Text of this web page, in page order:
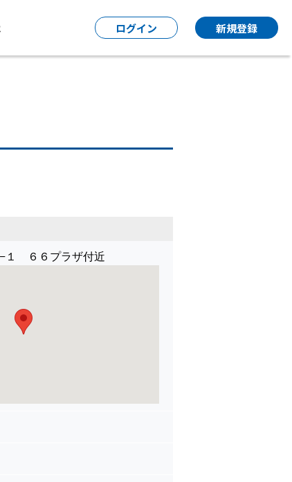
ログイン 新規登録
１ ６６プラザ付近